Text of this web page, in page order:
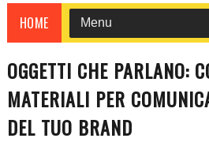
HOME
OGGETTI CHE PARLANO:
MATERIALI PER
DEL TUO BRAND